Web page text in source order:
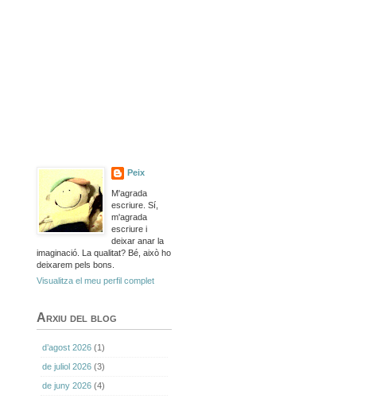
Peix
M'agrada
escriure. Sí,
m'agrada
escriure i
deixar anar la
imaginació. La qualitat? Bé, això ho
deixarem pels bons.
Visualitza el meu perfil complet
Arxiu del blog
d’agost 2026 (1)
de juliol 2026 (3)
de juny 2026 (4)